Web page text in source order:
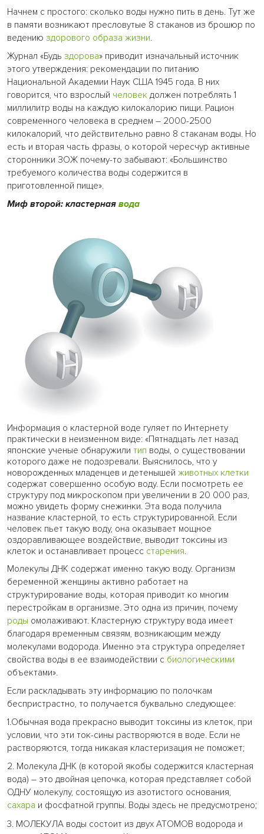
Начнем с простого: сколько воды нужно пить в день. Тут же
в памяти возникают пресловутые 8 стаканов из брошюр по
ведению здорового образа жизни.
Журнал «Будь здорова» приводит изначальный источник
этого утверждения: рекомендации по питанию
Национальной Академии Наук США 1945 года. В них
говорится, что взрослый человек должен потреблять 1
миллилитр воды на каждую килокалорию пищи. Рацион
современного человека в среднем – 2000-2500
килокалорий, что действительно равно 8 стаканам воды. Но
есть и вторая часть фразы, о которой чересчур активные
сторонники ЗОЖ почему-то забывают: «Большинство
требуемого количества воды содержится в
приготовленной пище».
Миф второй: кластерная вода
Информация о кластерной воде гуляет по Интернету
практически в неизменном виде: «Пятнадцать лет назад
японские ученые обнаружили тип воды, о существовании
которого даже не подозревали. Выяснилось, что у
новорожденных младенцев и детенышей животных клетки
содержат совершенно особую воду. Если посмотреть ее
структуру под микроскопом при увеличении в 20 000 раз,
можно увидеть форму снежинки. Эта вода получила
название кластерной, то есть структурированной. Если
человек пьет такую воду, она оказывает мощное
оздоравливающее воздействие, выводит токсины из
клеток и останавливает процесс старения.
Молекулы ДНК содержат именно такую воду. Организм
беременной женщины активно работает на
структурирование воды, которая приводит ко многим
перестройкам в организме. Это одна из причин, почему
роды омолаживают. Кластерную структуру вода имеет
благодаря временным связям, возникающим между
молекулами водорода. Именно эта структура определяет
свойства воды в ее взаимодействии с биологическими
объектами».
Если раскладывать эту информацию по полочкам
беспристрастно, то получается буквально следующее:
1.Обычная вода прекрасно выводит токсины из клеток, при
условии, что эти ток-сины растворяются в воде. Если не
растворяются, тогда никакая кластеризация не поможет;
2. Молекула ДНК (в которой якобы содержится кластерная
вода) – это двойная цепочка, которая представляет собой
ОДНУ молекулу, состоящую из азотистого основания,
сахара и фосфатной группы. Воды здесь не предусмотрено;
3. МОЛЕКУЛА воды состоит из двух АТОМОВ водорода и